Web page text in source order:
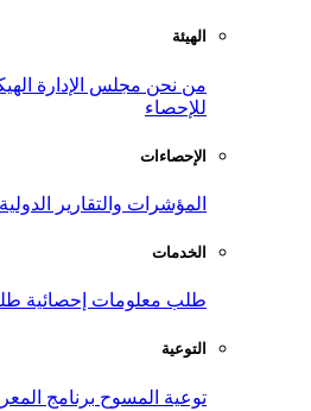
الهيئة
من نحن مجلس الإدارة
للإحصاء
الإحصاءات
المؤشرات والتقارير الدولية
الخدمات
طلب معلومات إحصائية
التوعية
توعية المسوح برنامج